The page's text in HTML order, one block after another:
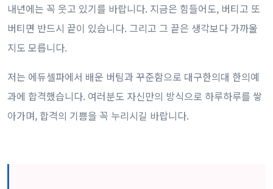
내년에는 꼭 웃고 있기를 바랍니다. 지금은 힘들어도, 버티고 또
버티면 반드시 끝이 있습니다. 그리고 그 끝은 생각보다 가까울
지도 모릅니다.
저는 에듀셀파에서 배운 버팀과 꾸준함으로 대구한의대 한의예
과에 합격했습니다. 여러분도 자신만의 방식으로 하루하루를 쌓
아가며, 합격의 기쁨을 꼭 누리시길 바랍니다.